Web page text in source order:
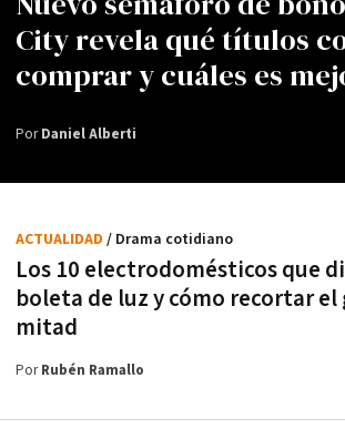
City revela qué títulos
comprar y cuáles es
PorDaniel Alberti
Los 10 electrodomésticos que
boleta de luz y cómo recortar el
mitad
ACTUALIDAD / Drama cotidiano
PorRubén Ramallo